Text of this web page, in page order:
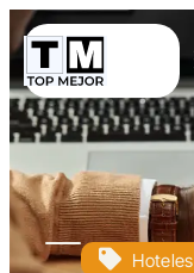
Hoteles